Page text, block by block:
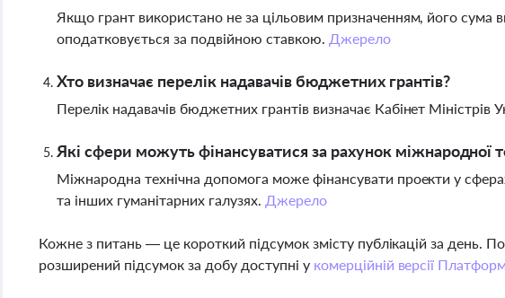
Якщо грант використано не за цільовим призначенням, його сума
оподатковується за подвійною ставкою. Джерело
Хто визначає перелік надавачів бюджетних грантів?
Перелік надавачів бюджетних грантів визначає Кабінет Міністрів
Які сфери можуть фінансуватися за рахунок міжнародної
Міжнародна технічна допомога може фінансувати проекти у
та інших гуманітарних галузях. Джерело
Кожне з питань — це короткий підсумок змісту публікацій за день.
розширений підсумок за добу доступні у комерційній версії